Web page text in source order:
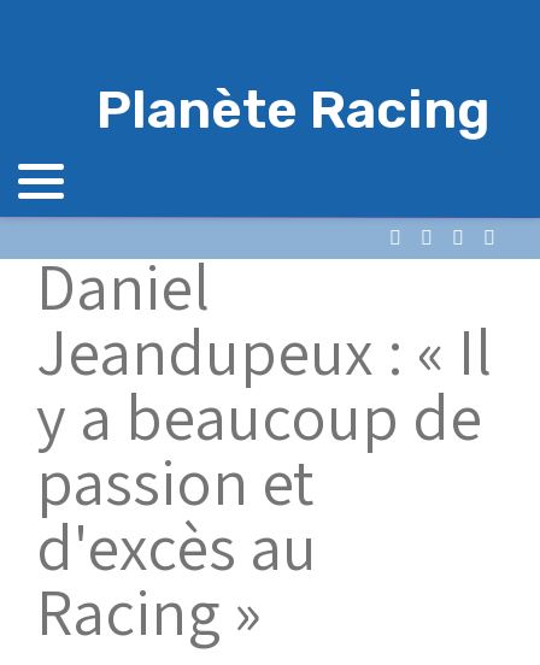
Planète Racing
Daniel
Jeandupeux : « Il
y a beaucoup de
passion et
d'excès au
Racing »